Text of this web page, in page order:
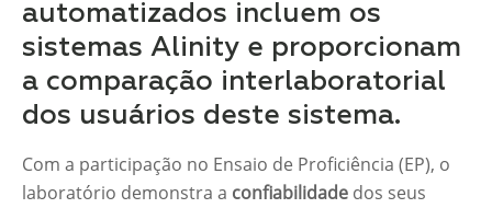
automatizados incluem os
sistemas Alinity e proporcionam
a comparação interlaboratorial
dos usuários deste sistema.
Com a participação no Ensaio de Proficiência (EP), o
laboratório demonstra a confiabilidade dos seus